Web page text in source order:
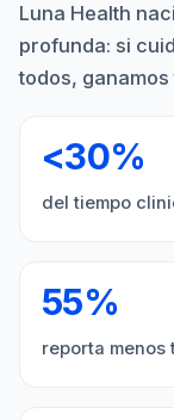
Luna Health
profunda: si
todos, ganamos
<30%
del tiempo
55%
reporta menos